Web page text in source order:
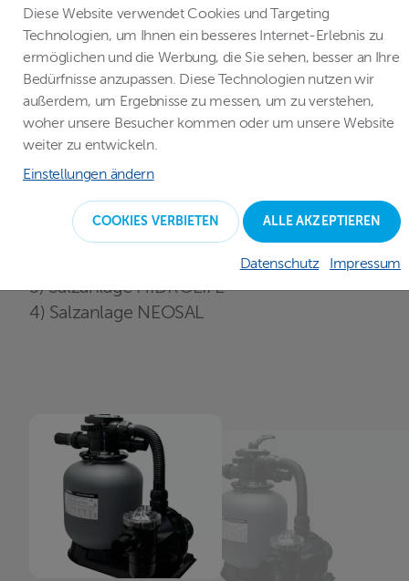
eine exotische Lagune mit klarer
Wasseroberfläche verwandeln. Die
Salzanlage hilft, das Wasser in Ihrem Pool
immer sauber und gesundheitlich
unbedenklich zu halten.
Salzanlagen wählen:
1) Salzanlage UV SCENIC
3) Salzanlage HIDROLIFE
4) Salzanlage NEOSAL
Diese Website verwendet Cookies und Targeting
Technologien, um Ihnen ein besseres Internet-Erlebnis zu
ermöglichen und die Werbung, die Sie sehen, besser an Ihre
Bedürfnisse anzupassen. Diese Technologien nutzen wir
außerdem, um Ergebnisse zu messen, um zu verstehen,
woher unsere Besucher kommen oder um unsere Website
weiter zu entwickeln.
Einstellungen ändern
COOKIES VERBIETEN ALLE AKZEPTIEREN
Datenschutz Impressum